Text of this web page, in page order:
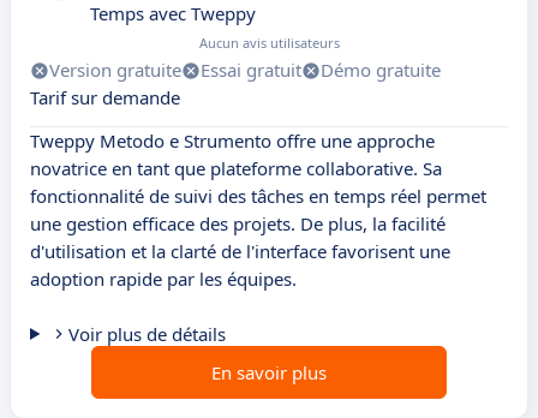
Temps avec Tweppy
Aucun avis utilisateurs
Version gratuite Essai gratuit
Démo gratuite
Tarif sur demande
Tweppy Metodo e Strumento offre une approche
novatrice en tant que plateforme collaborative. Sa
fonctionnalité de suivi des tâches en temps réel permet
une gestion efficace des projets. De plus, la facilité
d'utilisation et la clarté de l'interface favorisent une
adoption rapide par les équipes.
Voir plus de détails
En savoir plus